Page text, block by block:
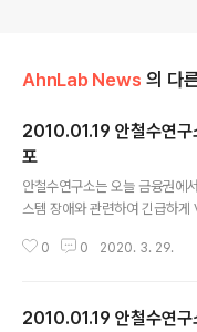
AhnLab News 의 다
2010.01.19 안철수연구
포
안철수연구소는 오늘 금융권에
스템 장애와 관련하여 긴급하게
지와 함께 메신저 프로그램이
11시 40분 배포했으며, ADS악
0 0 2020. 3. 29.
2010.01.19 안철수연구